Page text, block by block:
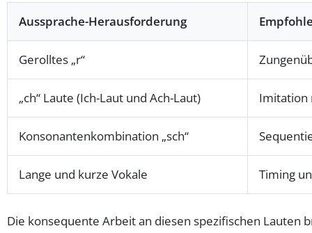
Aussprache-Herausforderung
Gerolltes „r“
„ch“ Laute (Ich-Laut und Ach-Laut) Imitation
Konsonantenkombination „sch“
Lange und kurze Vokale Timing
Die konsequente Arbeit an diesen spezifischen Lauten